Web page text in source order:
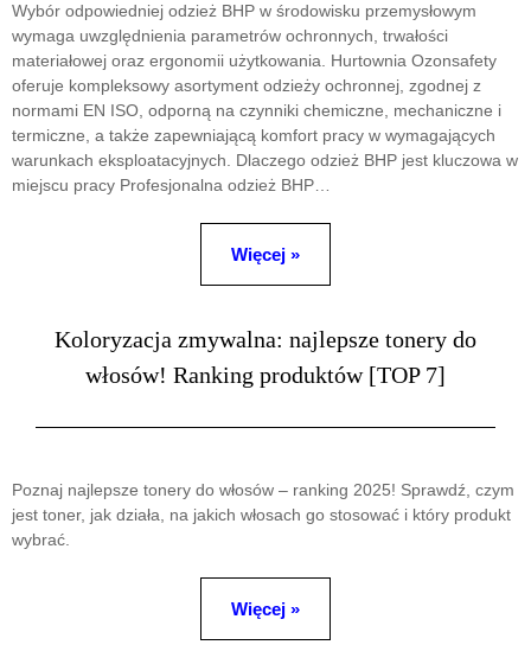
Wybór odpowiedniej odzież BHP w środowisku przemysłowym
wymaga uwzględnienia parametrów ochronnych, trwałości
materiałowej oraz ergonomii użytkowania. Hurtownia Ozonsafety
oferuje kompleksowy asortyment odzieży ochronnej, zgodnej z
normami EN ISO, odporną na czynniki chemiczne, mechaniczne i
termiczne, a także zapewniającą komfort pracy w wymagających
warunkach eksploatacyjnych. Dlaczego odzież BHP jest kluczowa w
miejscu pracy Profesjonalna odzież BHP…
Więcej »
Koloryzacja zmywalna: najlepsze tonery do
włosów! Ranking produktów [TOP 7]
Poznaj najlepsze tonery do włosów – ranking 2025! Sprawdź, czym
jest toner, jak działa, na jakich włosach go stosować i który produkt
wybrać.
Więcej »